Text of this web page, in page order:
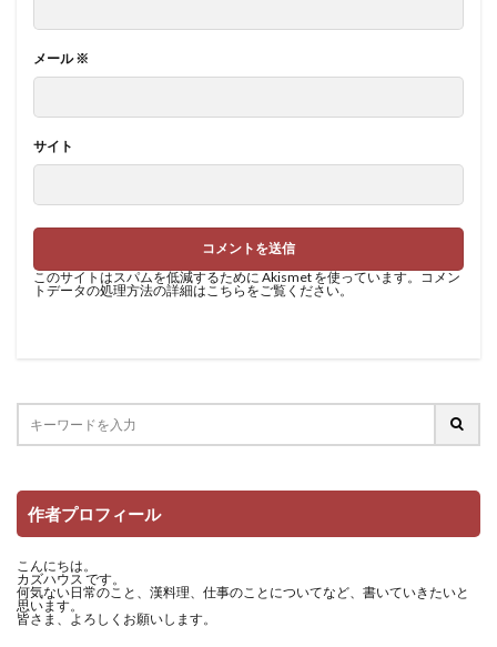
メール※
サイト
このサイトはスパムを低減するために Akismet を使っています。コメン
トデータの処理方法の詳細はこちらをご覧ください。
作者プロフィール
こんにちは。
カズハウス です。
何気ない日常のこと、漢料理、仕事のことについてなど、書いていきたいと
思います。
皆さま、よろしくお願いします。